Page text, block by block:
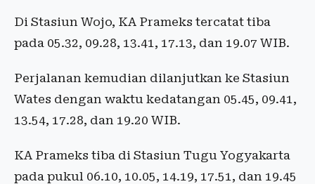
Di Stasiun Wojo, KA Prameks tercatat tiba
pada 05.32, 09.28, 13.41, 17.13, dan 19.07 WIB.
Perjalanan kemudian dilanjutkan ke Stasiun
Wates dengan waktu kedatangan 05.45, 09.41,
13.54, 17.28, dan 19.20 WIB.
KA Prameks tiba di Stasiun Tugu Yogyakarta
pada pukul 06.10, 10.05, 14.19, 17.51, dan 19.45